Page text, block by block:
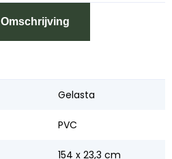
Omschrijving
Gelasta
PVC
154 x 23,3 cm